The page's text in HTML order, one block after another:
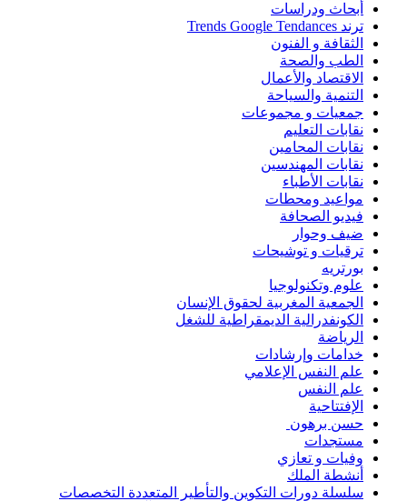
أبحاث ودراسات
ترند Trends Google Tendances
الثقافة و الفنون
الطب والصحة
الاقتصاد والأعمال
التنمية والسياحة
جمعيات و مجموعات
نقابات التعليم
نقابات المحامين
نقابات المهندسين
نقابات الأطباء
مواعيد ومحطات
فيديو الصحافة
ضيف وحوار
ترقيات و توشيحات
بورتريه
علوم وتكنولوجيا
الجمعية المغربية لحقوق الإنسان
الكونفدرالية الديمقراطية للشغل
الرياضة
خدامات وإرشادات
علم النفس الإعلامي
علم النفس
الإفتتاحية
حسن برهون
مستجدات
وفيات و تعازي
أنشطة الملك
سلسلة دورات التكوين والتأطير المتعددة التخصصات